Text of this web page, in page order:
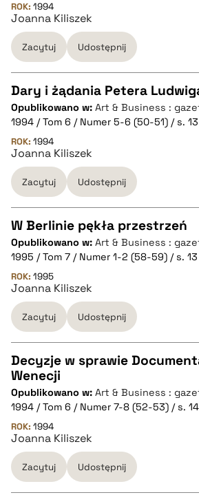
pobierz cytat
BIBTEX
pobierz cytat
ROK: 1994
Joanna Kiliszek
Zacytuj Udostępnij
CZYSTY TEKST
pobierz cytat
BIBTEX
pobierz cytat
Dary i żądania Petera
Opublikowano w: Art & Business :
1994 / Tom 6 / Numer 5-6 (50-51) / s.
ROK: 1994
Joanna Kiliszek
Zacytuj Udostępnij
CZYSTY TEKST
pobierz cytat
BIBTEX
pobierz cytat
W Berlinie pękła przestrzeń
Opublikowano w: Art & Business :
1995 / Tom 7 / Numer 1-2 (58-59) / s.
ROK: 1995
Joanna Kiliszek
Zacytuj Udostępnij
CZYSTY TEKST
pobierz cytat
BIBTEX
Decyzje w sprawie
Wenecji
Opublikowano w: Art & Business :
1994 / Tom 6 / Numer 7-8 (52-53) / s. 14
ROK: 1994
Joanna Kiliszek
Zacytuj Udostępnij